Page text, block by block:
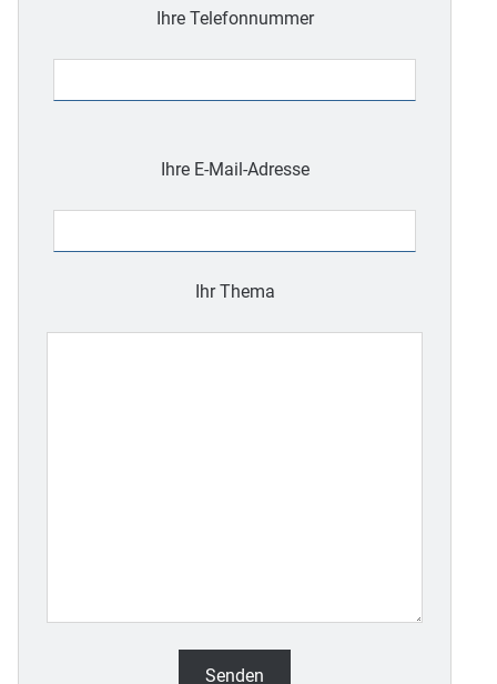
Ihre Telefonnummer
leer.
Ihre E-Mail-Adresse
Ihr Thema